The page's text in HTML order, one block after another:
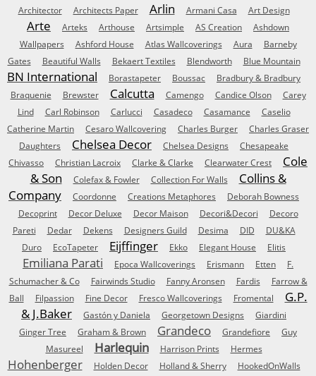
Architector
Architects Paper Arlin Armani Casa Art Design
Arte Arteks Arthouse Artsimple AS Creation
Ashdown
Wallpapers
Ashford House Atlas Wallcoverings Aura
Barneby
Gates
Beautiful Walls Bekaert Textiles Blendworth Blue Mountain
BN International Borastapeter Boussac
Bradbury & Bradbury
Braquenie
Brewster Calcutta Camengo Candice Olson
Carey
Lind
Carl Robinson Carlucci Casadeco Casamance
Caselio
Catherine Martin
Cesaro Wallcovering Charles Burger
Charles Graser
Daughters
Chelsea Decor Chelsea Designs
Chesapeake
Chivasso
Christian Lacroix Clarke & Clarke Clearwater Crest
Cole
& Son
Colefax & Fowler Collection For Walls
Collins &
Company
Coordonne Creations Metaphores
Deborah Bowness
Decoprint
Decor Deluxe Decor Maison Decori&Decori
Decoro
Pareti
Dedar Dekens Designers Guild Desima DID
DU&KA
Duro
EcoTapeter Eijffinger Ekko Elegant House Elitis
Emiliana Parati Epoca Wallcoverings Erismann Etten
F.
Schumacher & Co
Fairwinds Studio Fanny Aronsen Fardis
Farrow &
Ball
Filpassion Fine Decor Fresco Wallcoverings Fromental
G.P.
& J.Baker
Gastón y Daniela Georgetown Designs
Giardini
Ginger Tree
Graham & Brown Grandeco Grandefiore
Guy
Masureel
Harlequin Harrison Prints Hermes
Hohenberger Holden Decor Holland & Sherry HookedOnWalls